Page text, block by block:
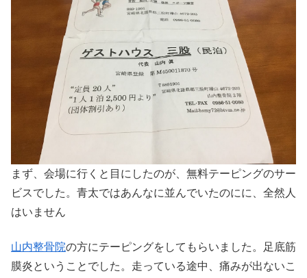
まず、会場に行くと目にしたのが、無料テーピングのサー
ビスでした。青太ではあんなに並んでいたのにに、全然人
はいません
山内整骨院の方にテーピングをしてもらいました。足底筋
膜炎ということでした。走っている途中、痛みが出ないこ